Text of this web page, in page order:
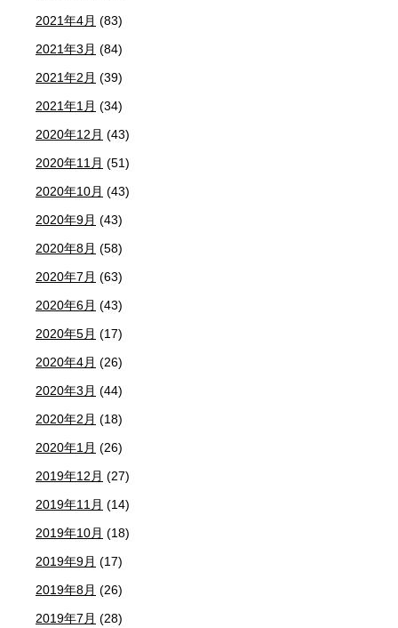
2021年4月 (83)
2021年3月 (84)
2021年2月 (39)
2021年1月 (34)
2020年12月 (43)
2020年11月 (51)
2020年10月 (43)
2020年9月 (43)
2020年8月 (58)
2020年7月 (63)
2020年6月 (43)
2020年5月 (17)
2020年4月 (26)
2020年3月 (44)
2020年2月 (18)
2020年1月 (26)
2019年12月 (27)
2019年11月 (14)
2019年10月 (18)
2019年9月 (17)
2019年8月 (26)
2019年7月 (28)